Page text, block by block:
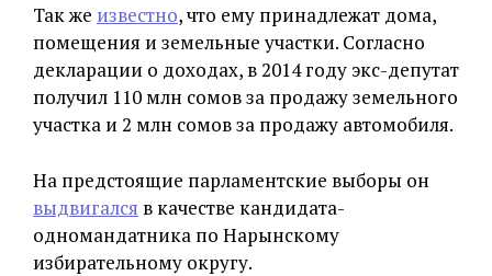
Так же известно, что ему принадлежат дома,
помещения и земельные участки. Согласно
декларации о доходах, в 2014 году экс-депутат
получил 110 млн сомов за продажу земельного
участка и 2 млн сомов за продажу автомобиля.
На предстоящие парламентские выборы он
выдвигался в качестве кандидата-
одномандатника по Нарынскому
избирательному округу.